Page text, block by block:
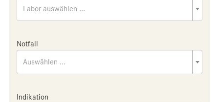
Labor auswählen ...
Notfall
Auswählen ...
Indikation